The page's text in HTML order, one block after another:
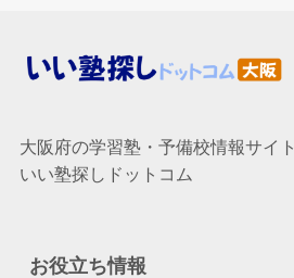
大阪府の学習塾・予備校情報サイト
いい塾探しドットコム
お役立ち情報